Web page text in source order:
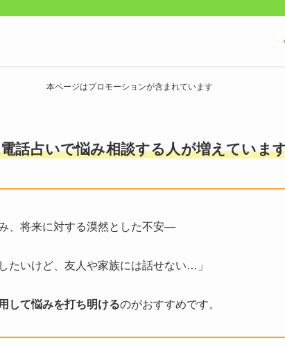
本ページはプロモーションが含まれています
話占いで悩み相談する人が増えていま
、将来に対する漠然とした不安―
たいけど、友人や家族には話せない…」
して悩みを打ち明けるのがおすすめです。